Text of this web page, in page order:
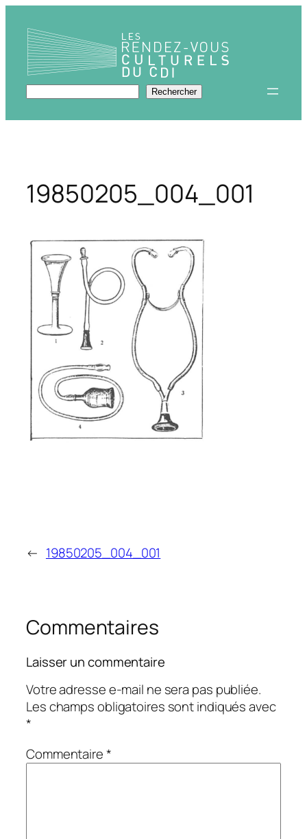
contenu
Rechercher Rechercher
19850205_004_001
← 19850205_004_001
Commentaires
Laisser un commentaire
Votre adresse e-mail ne sera pas publiée.
Les champs obligatoires sont indiqués avec
*
Commentaire*